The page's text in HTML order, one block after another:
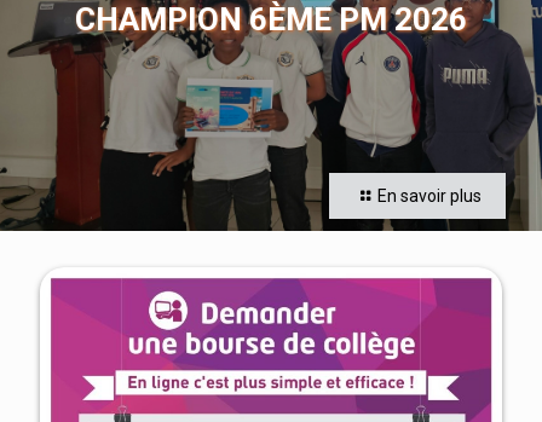
En savoir plus
CHAMPION 6ÈME PM 2026